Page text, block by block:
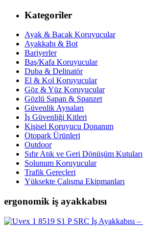
Kategoriler
Ayak & Bacak Koruyucular
Ayakkabı & Bot
Bariyerler
Baş/Kafa Koruyucular
Duba & Delinatör
El & Kol Koruyucular
Göz & Yüz Koruyucular
Gözlü Sapan & Spanzet
Güvenlik Aynaları
İş Güvenliği Kitleri
Kişisel Koruyucu Donanım
Otopark Ürünleri
Outdoor
Sıfır Atık ve Geri Dönüşüm Kutuları
Solunum Koruyucular
Trafik Gereçleri
Yüksekte Çalışma Ekipmanları
ergonomik iş ayakkabısı